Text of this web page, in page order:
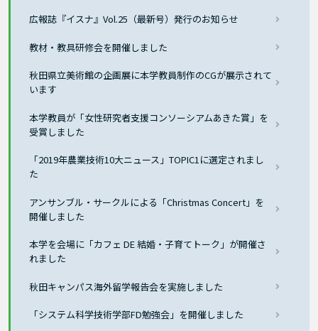
広報誌『イスナ』Vol.25（最新号）発行のお知らせ
教材・教具研修会を開催しました
秋田県立美術館の企画展に本学教員制作のCGが展示されて
います
本学教員が「女性研究者支援コンソーシアムあきた賞」を
受賞しました
「2019年農業技術10大ニュース」TOPIC1に選定されまし
た
アンサンブル・サークルによる「Christmas Concert」を
開催しました
本学を会場に「カフェ DE 結婚・子育てトーク」が開催さ
れました
秋田キャンパス海外留学報告会を実施しました
「システム科学技術学部FD勉強会」を開催しました